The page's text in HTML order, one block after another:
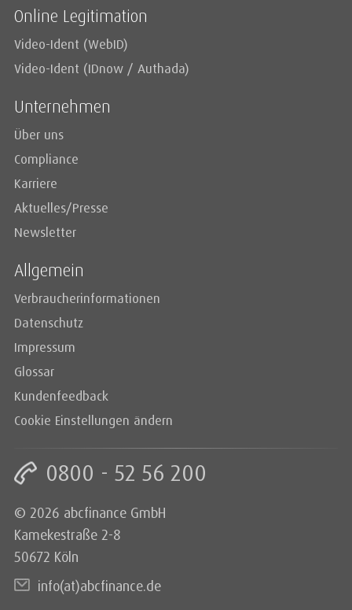
Online Legitimation
Video-Ident (WebID)
Video-Ident (IDnow / Authada)
Unternehmen
Über uns
Compliance
Karriere
Aktuelles/Presse
Newsletter
Allgemein
Verbraucherinformationen
Datenschutz
Impressum
Glossar
Kundenfeedback
Cookie Einstellungen ändern
0800 - 52 56 200
© 2026 abcfinance GmbH
Kamekestraße 2-8
50672 Köln
info(at)abcfinance.de